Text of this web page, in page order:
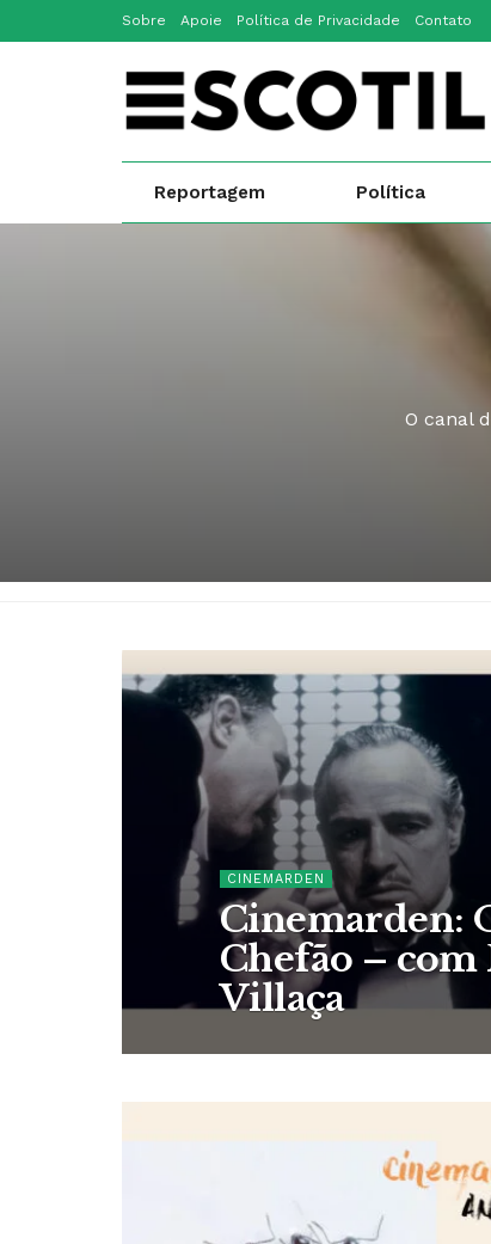
Sobre Apoie Política de Privacidade Contato
Reportagem Política
O canal
CINEMARDEN
Cinemarden:
Chefão – com
Villaça